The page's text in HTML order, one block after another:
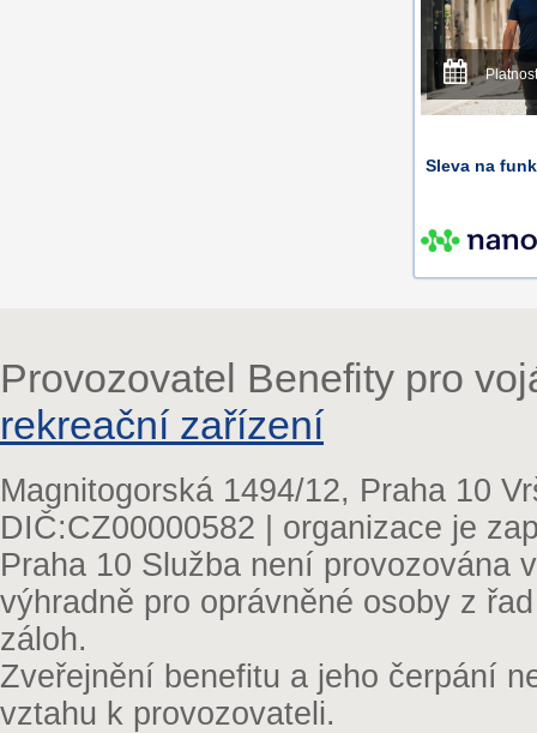
Sleva na
Provozovatel Benefity pro
rekreační zařízení
Magnitogorská 1494/12, Praha 10
DIČ:CZ00000582 | organizace je
Praha 10 Služba není provozována
výhradně pro oprávněné osoby z
záloh.
Zveřejnění benefitu a jeho čerpání
vztahu k provozovateli.